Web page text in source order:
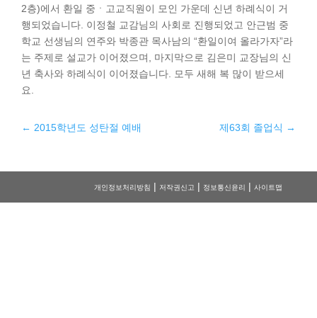
2층)에서 환일 중ㆍ고교직원이 모인 가운데 신년 하례식이 거
행되었습니다. 이정철 교감님의 사회로 진행되었고 안근범 중
학교 선생님의 연주와 박종관 목사남의 “환일이여 올라가자”라
는 주제로 설교가 이어졌으며, 마지막으로 김은미 교장님의 신
년 축사와 하례식이 이어졌습니다. 모두 새해 복 많이 받으세
요.
← 2015학년도 성탄절 예배 제63회 졸업식 →
개인정보처리방침 | 저작권신고 | 정보통신윤리 | 사이트맵